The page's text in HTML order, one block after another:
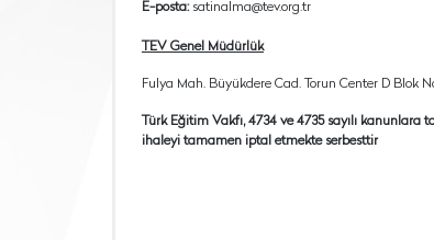
E-posta:satinalma@tev.org.tr
TEV Genel Müdürlük
Fulya Mah. Büyükdere Cad. Torun Center D Blok
Türk Eğitim Vakfı, 4734 ve 4735 sayılı
ihaleyi tamamen iptal etmekte serbesttir